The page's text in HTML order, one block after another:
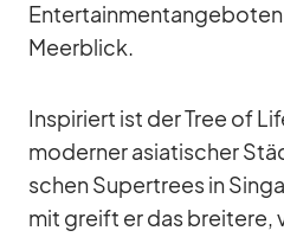
Meer­blick.
In­spi­riert ist der Tree of
mo­der­ner asia­ti­scher
schen Su­per­trees in
mit greift er das brei­tere,